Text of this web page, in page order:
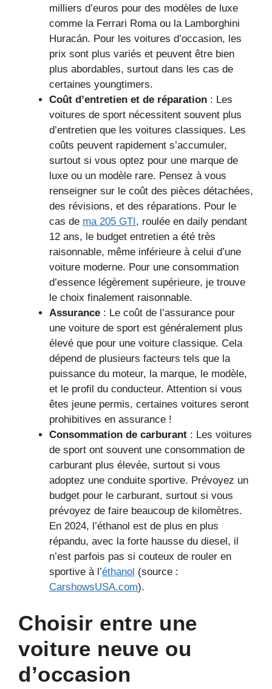
milliers d’euros pour des modèles de luxe
comme la Ferrari Roma ou la Lamborghini
Huracán. Pour les voitures d’occasion, les
prix sont plus variés et peuvent être bien
plus abordables, surtout dans les cas de
certaines youngtimers.
Coût d’entretien et de réparation : Les
voitures de sport nécessitent souvent plus
d’entretien que les voitures classiques. Les
coûts peuvent rapidement s’accumuler,
surtout si vous optez pour une marque de
luxe ou un modèle rare. Pensez à vous
renseigner sur le coût des pièces détachées,
des révisions, et des réparations. Pour le
cas de ma 205 GTI , roulée en daily pendant
12 ans, le budget entretien a été très
raisonnable, même inférieure à celui d’une
voiture moderne. Pour une consommation
d’essence légèrement supérieure, je trouve
le choix finalement raisonnable.
Assurance : Le coût de l’assurance pour
une voiture de sport est généralement plus
élevé que pour une voiture classique. Cela
dépend de plusieurs facteurs tels que la
puissance du moteur, la marque, le modèle,
et le profil du conducteur. Attention si vous
êtes jeune permis, certaines voitures seront
prohibitives en assurance !
Consommation de carburant : Les voitures
de sport ont souvent une consommation de
carburant plus élevée, surtout si vous
adoptez une conduite sportive. Prévoyez un
budget pour le carburant, surtout si vous
prévoyez de faire beaucoup de kilomètres.
En 2024, l’éthanol est de plus en plus
répandu, avec la forte hausse du diesel, il
n’est parfois pas si couteux de rouler en
sportive à l’éthanol (source :
CarshowsUSA.com).
Choisir entre une
voiture neuve ou
d’occasion